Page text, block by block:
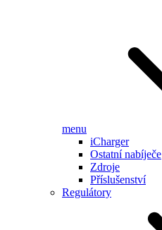
menu
iCharger
Ostatní nabíječe
Zdroje
Příslušenství
Regulátory